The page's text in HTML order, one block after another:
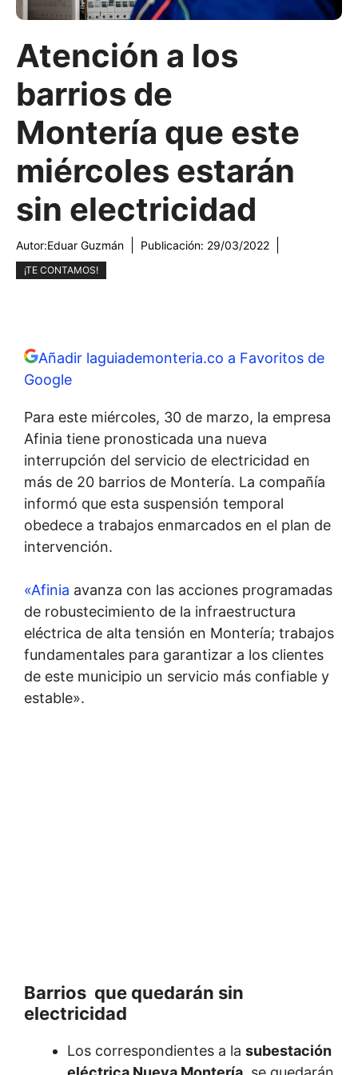
Atención a los
barrios de
Montería que este
miércoles estarán
sin electricidad
Autor:Eduar Guzmán Publicación: 29/03/2022
¡TE CONTAMOS!
Añadir laguiademonteria.co a Favoritos de
Google
Para este miércoles, 30 de marzo, la empresa
Afinia tiene pronosticada una nueva
interrupción del servicio de electricidad en
más de 20 barrios de Montería. La compañía
informó que esta suspensión temporal
obedece a trabajos enmarcados en el plan de
intervención.
«Afinia avanza con las acciones programadas
de robustecimiento de la infraestructura
eléctrica de alta tensión en Montería; trabajos
fundamentales para garantizar a los clientes
de este municipio un servicio más confiable y
estable».
Barrios que quedarán sin
electricidad
Los correspondientes a la subestación